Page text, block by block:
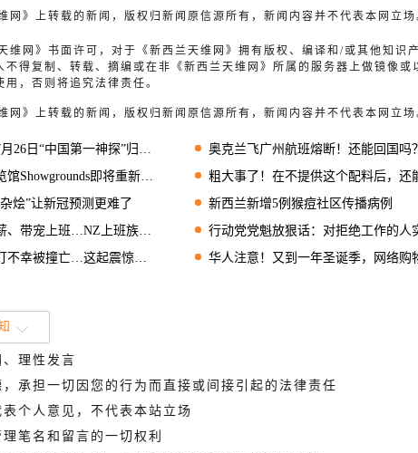
网》上转载的新闻，版权归新闻原信源所有，新闻内容并不代表本网立场
维网》书面许可，对于《新西兰天维网》拥有版权、编译和/或其他知识
不得复制、转载、摘编或在非《新西兰天维网》所属的服务器上做镜像或
，否则将追究法律责任。
网》上转载的新闻，版权归新闻原信源所有，新闻内容并不代表本网立场
神探”归来，超大屏幕IMAX实力诠释狄仁杰风采！
奥克兰飞广州航班熔断！还能回国吗？机票会取消吗？
Showgrounds即将重新开放
粗大事了！在不提供这个配料后，还能说再爱麦旋风
烩”让新冠预测更难了
新西兰新增5例猴痘社区传播病例
宠上班…NZ上班族议价能力大增
行动党党魁放狠话：对拒绝工作的人实施“收入管
撞亡…这起震惊华社的车祸宣判
华人注意！又到一年圣诞季，网络购物需谨
理性发言
承担一切因您的行为而直接或间接引起的法律责任
个人意见，不代表本站立场
笔名和留言的一切权利